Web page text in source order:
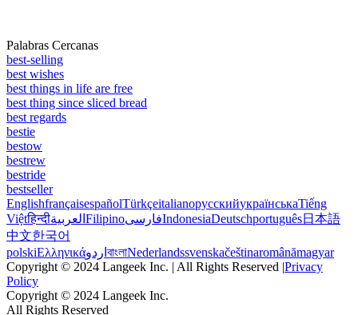
Palabras Cercanas
best-selling
best wishes
best things in life are free
best thing since sliced bread
best regards
bestie
bestow
bestrew
bestride
bestseller
EnglishfrançaisespañolTürkçeitalianoрусскийукраїнськаTiếng
Việtहिन्दीالعربية FilipinoفارسیIndonesiaDeutschportuguês日本語
中文한국어
polskiΕλληνικάاردو বাংলাNederlandssvenskačeštinaromânămagyar
Copyright © 2024 Langeek Inc. | All Rights Reserved |Privacy
Policy
Copyright © 2024 Langeek Inc.
All Rights Reserved